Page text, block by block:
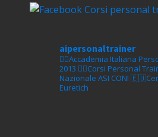
aipersonaltrainer
🏋‍♀️Accademia Italiana
2013 🏋‍♂️Corsi Personal
Nazionale ASI CONI
Euretich